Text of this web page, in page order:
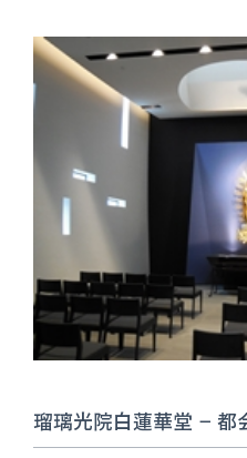
瑠璃光院白蓮華堂 − 都